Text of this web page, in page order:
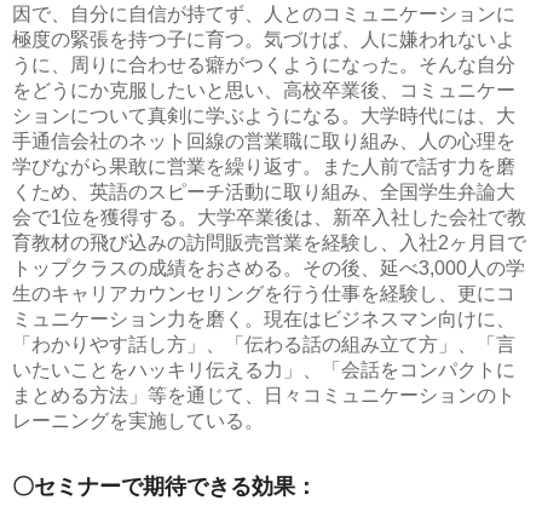
因で、自分に自信が持てず、人とのコミュニケーションに
極度の緊張を持つ子に育つ。気づけば、人に嫌われないよ
うに、周りに合わせる癖がつくようになった。そんな自分
をどうにか克服したいと思い、高校卒業後、コミュニケー
ションについて真剣に学ぶようになる。大学時代には、大
手通信会社のネット回線の営業職に取り組み、人の心理を
学びながら果敢に営業を繰り返す。また人前で話す力を磨
くため、英語のスピーチ活動に取り組み、全国学生弁論大
会で1位を獲得する。大学卒業後は、新卒入社した会社で教
育教材の飛び込みの訪問販売営業を経験し、入社2ヶ月目で
トップクラスの成績をおさめる。その後、延べ3,000人の学
生のキャリアカウンセリングを行う仕事を経験し、更にコ
ミュニケーション力を磨く。現在はビジネスマン向けに、
「わかりやす話し方」、「伝わる話の組み立て方」、「言
いたいことをハッキリ伝える力」、「会話をコンパクトに
まとめる方法」等を通じて、日々コミュニケーションのト
レーニングを実施している。
〇セミナーで期待できる効果：